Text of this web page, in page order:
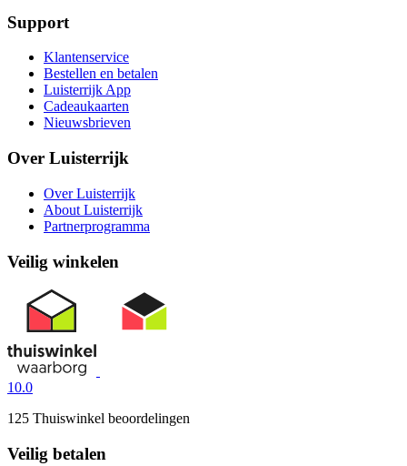
Support
Klantenservice
Bestellen en betalen
Luisterrijk App
Cadeaukaarten
Nieuwsbrieven
Over Luisterrijk
Over Luisterrijk
About Luisterrijk
Partnerprogramma
Veilig winkelen
10.0
125 Thuiswinkel beoordelingen
Veilig betalen